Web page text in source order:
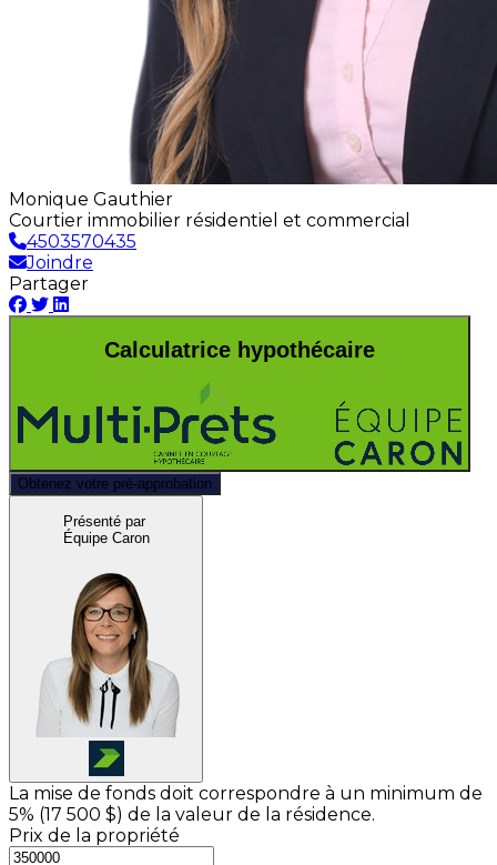
Monique Gauthier
Courtier immobilier résidentiel et commercial
4503570435
Joindre
Partager
Calculatrice hypothécaire
Obtenez votre pré-approbation
Présenté par
Équipe Caron
La mise de fonds doit correspondre à un minimum de
5% (17 500 $) de la valeur de la résidence.
Prix de la propriété